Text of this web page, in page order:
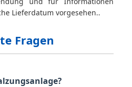
Lieferdatum vorgesehen..
Fragen